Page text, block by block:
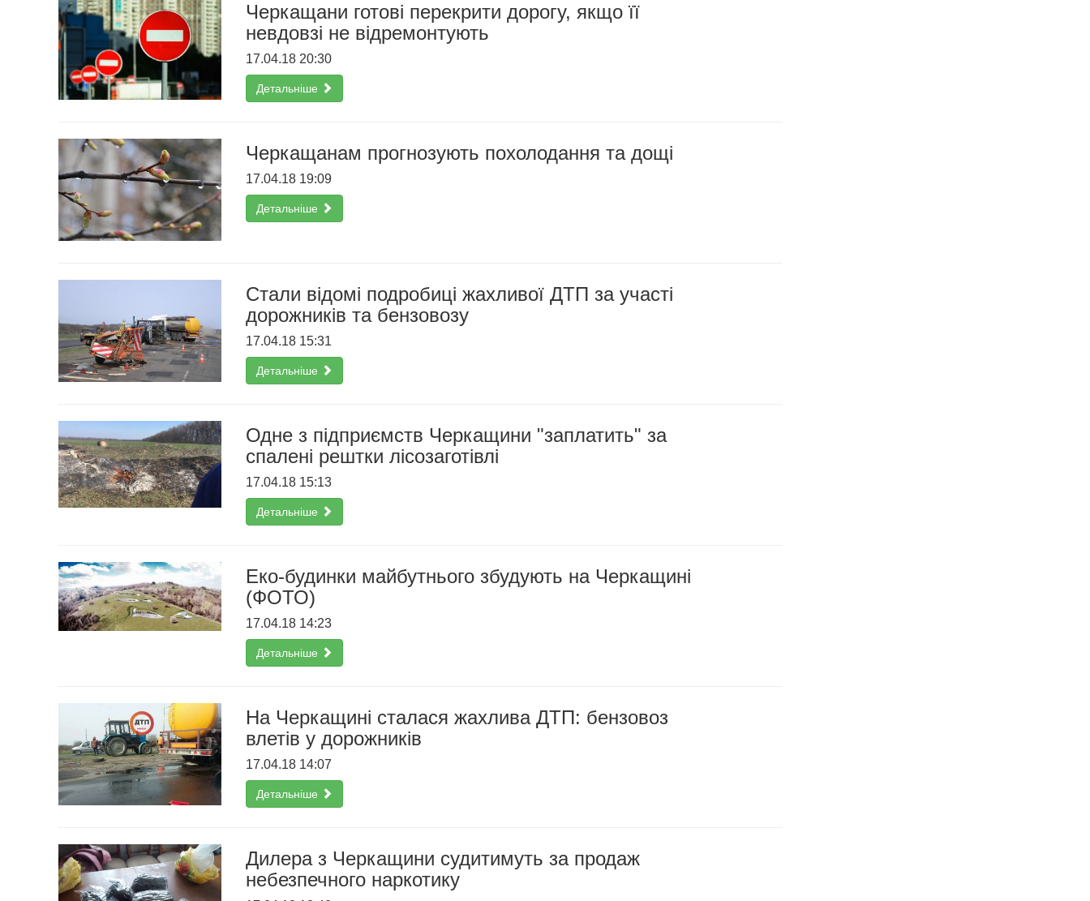
Черкащани готові перекрити дорогу, якщо її
невдовзі не відремонтують
17.04.18 20:30
Детальніше
Черкащанам прогнозують похолодання та дощі
17.04.18 19:09
Детальніше
Стали відомі подробиці жахливої ДТП за участі
дорожників та бензовозу
17.04.18 15:31
Детальніше
Одне з підприємств Черкащини "заплатить" за
спалені рештки лісозаготівлі
17.04.18 15:13
Детальніше
Еко-будинки майбутнього збудують на Черкащині
(ФОТО)
17.04.18 14:23
Детальніше
На Черкащині сталася жахлива ДТП: бензовоз
влетів у дорожників
17.04.18 14:07
Детальніше
Дилера з Черкащини судитимуть за продаж
небезпечного наркотику